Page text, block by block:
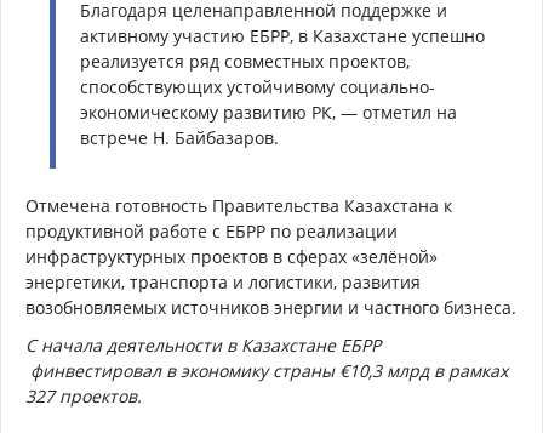
Благодаря целенаправленной поддержке и
активному участию ЕБРР, в Казахстане успешно
реализуется ряд совместных проектов,
способствующих устойчивому социально-
экономическому развитию РК, — отметил на
встрече Н. Байбазаров.
Отмечена готовность Правительства Казахстана к
продуктивной работе с ЕБРР по реализации
инфраструктурных проектов в сферах «зелёной»
энергетики, транспорта и логистики, развития
возобновляемых источников энергии и частного бизнеса.
С начала деятельности в Казахстане ЕБРР
финвестировал в экономику страны €10,3 млрд в рамках
327 проектов.